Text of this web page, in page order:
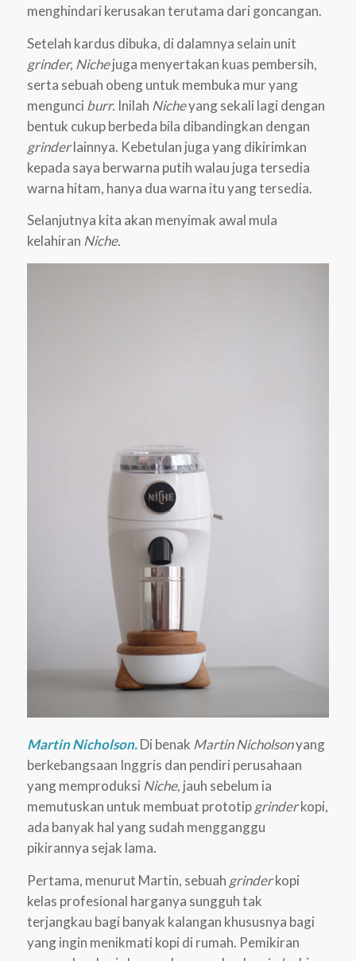
menghindari kerusakan terutama dari goncangan.
Setelah kardus dibuka, di dalamnya selain unit
grinder, Nichejuga menyertakan kuas pembersih,
serta sebuah obeng untuk membuka mur yang
mengunci burr. Inilah Nicheyang sekali lagi dengan
bentuk cukup berbeda bila dibandingkan dengan
grinderlainnya. Kebetulan juga yang dikirimkan
kepada saya berwarna putih walau juga tersedia
warna hitam, hanya dua warna itu yang tersedia.
Selanjutnya kita akan menyimak awal mula
kelahiran Niche.
Martin Nicholson.Di benak Martin Nicholsonyang
berkebangsaan Inggris dan pendiri perusahaan
yang memproduksi Niche, jauh sebelum ia
memutuskan untuk membuat prototipgrinderkopi,
ada banyak hal yang sudah mengganggu
pikirannya sejak lama.
Pertama, menurut Martin, sebuah grinderkopi
kelas profesional harganya sungguh tak
terjangkau bagi banyak kalangan khususnya bagi
yang ingin menikmati kopi di rumah. Pemikiran